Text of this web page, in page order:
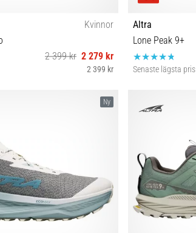
Kvinnor
2 399 kr 2 279 kr
2 399 kr
Altra
Lone Peak 9+
Senaste lägsta pris
Ny